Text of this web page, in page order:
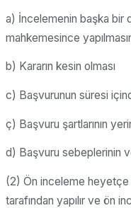
a) İncelemenin başka bir
mahkemesince
b) Kararın kesin olması
c) Başvurunun süresi
ç) Başvuru şartlarının
d) Başvuru sebeplerinin
(2) Ön inceleme
tarafından yapılır ve ön